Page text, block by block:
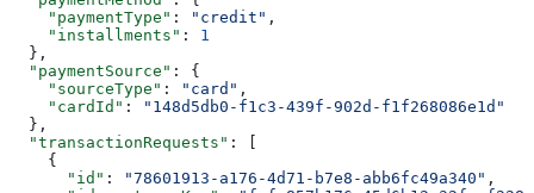
    "paymentType"
: "credit" ,
    "installments"
: 1
  },
  "paymentSource"
: {
    "sourceType"
: "card" ,
    "cardId"
:
"148d5db0-f1c3-439f-902d-f1f268086e1d"
  },
  "transactionRequests"
: [
    {
      "id"
: "78601913-a176-4d71-b7e8-abb6fc49a340" ,